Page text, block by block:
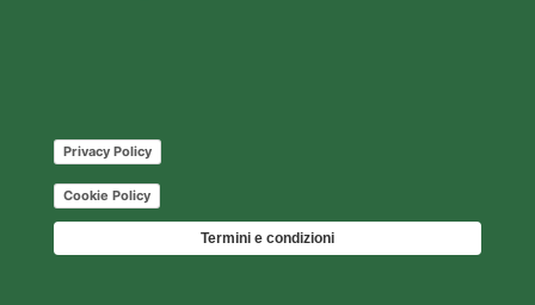
Privacy Policy
Cookie Policy
Termini e condizioni